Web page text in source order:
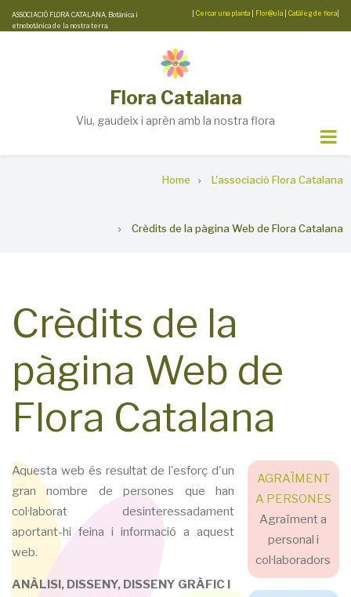
Skip
to
ASSOCIACIÓ FLORA CATALANA. Botànica i
etnobotànica de la nostra terra.
Cercar una planta Flor@ula Catàleg de flora
Flora Catalana
Viu, gaudeix i aprèn amb la nostra flora
Home L'associació Flora Catalana
Crèdits de la pàgina Web de Flora Catalana
Crèdits de la
pàgina Web de
Flora Catalana
Aquesta web és resultat de l'esforç d'un
gran nombre de persones que han
col·laborat desinteressadament
aportant-hi feina i informació a aquest
web.
ANÀLISI, DISSENY, DISSENY GRÀFIC I
AGRAÏMENT
A PERSONES
Agraïment a
personal i
col·laboradors